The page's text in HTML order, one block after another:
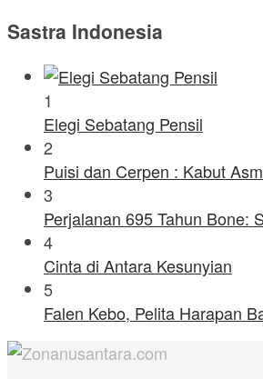
Sastra Indonesia
1
Elegi Sebatang Pensil
2
Puisi dan Cerpen : Kabut
3
Perjalanan 695 Tahun Bone:
4
Cinta di Antara Kesunyian
5
Falen Kebo, Pelita Harapan